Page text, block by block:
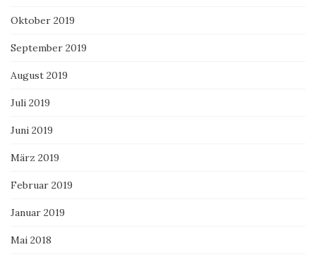
Oktober 2019
September 2019
August 2019
Juli 2019
Juni 2019
März 2019
Februar 2019
Januar 2019
Mai 2018